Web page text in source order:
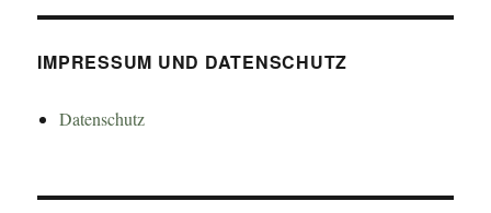
IMPRESSUM UND DATENSCHUTZ
Datenschutz